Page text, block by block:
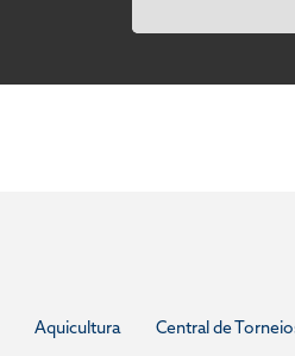
Aquicultura Central de